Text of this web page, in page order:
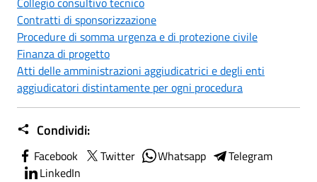
Contratti di sponsorizzazione
Procedure di somma urgenza e di protezione civile
Finanza di progetto
Atti delle amministrazioni aggiudicatrici e degli enti
aggiudicatori distintamente per ogni procedura
Condividi:
Facebook Twitter Whatsapp
Telegram
LinkedIn